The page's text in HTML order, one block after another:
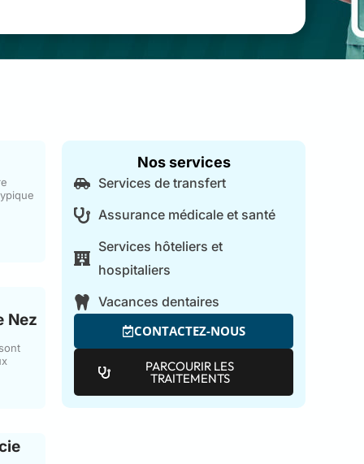
Nez
Nos services
Services de transfert
Assurance médicale et santé
Services hôteliers et
hospitaliers
Vacances dentaires
CONTACTEZ-NOUS
PARCOURIR LES
TRAITEMENTS